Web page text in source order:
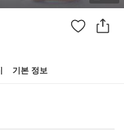
기본 정보